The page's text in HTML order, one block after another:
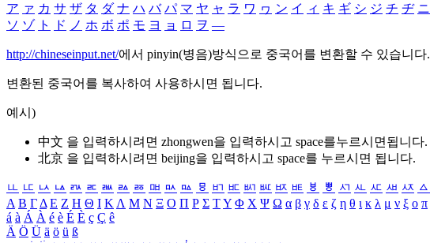
ア ァ カ サ ザ タ ダ ナ ハ バ パ マ ヤ ャ ラ ワ ヮ ン イ ィ キ ギ シ ジ チ ヂ ニ
ソ ゾ ト ド ノ ホ ボ ポ モ ヨ ョ ロ ヲ ―
http://chineseinput.net/에서 pinyin(병음)방식으로 중국어를 변환할 수 있습니다.
변환된 중국어를 복사하여 사용하시면 됩니다.
예시)
中文 을 입력하시려면 zhongwen을 입력하시고 space를누르시면됩니다.
北京 을 입력하시려면 beijing을 입력하시고 space를 누르시면 됩니다.
ㅥ ㅦ ㅧ ㅨ ㅩ ㅪ ㅫ ㅬ ㅭ ㅮ ㅯ ㅰ ㅱ ㅲ ㅳ ㅴ ㅵ ㅶ ㅷ ㅸ ㅹ ㅺ ㅻ ㅼ ㅽ ㅾ ㅿ
Α Β ΓΔ Ε Ζ Η Θ Ι ΚΛ Μ Ν Ξ Ο Π Ρ Σ ΤΥ Φ Χ Ψ Ω α β γ δ ε ζ η θ ι κ λ μ ν ξ ο π
á à Á À é è É È ç Ç ê
Ä Ö Ü ä ö ü ß